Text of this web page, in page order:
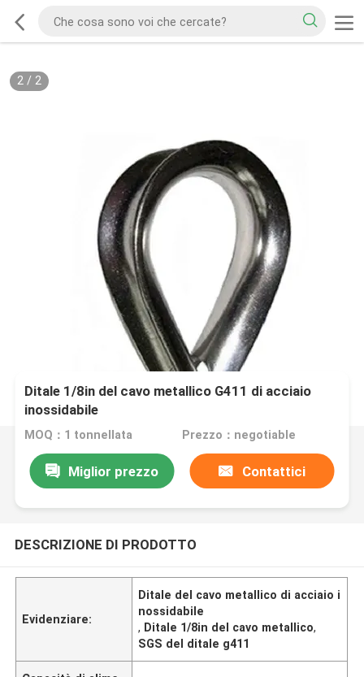
2/ 2
Ditale 1/8in del cavo metallico G411 di acciaio
inossidabile
MOQ：1 tonnellata Prezzo：negotiable
Miglior prezzo Contattici
DESCRIZIONE DI PRODOTTO
Evidenziare:
Ditale del cavo metallico di acciaio i
nossidabile
, Ditale 1/8in del cavo metallico,
SGS del ditale g411